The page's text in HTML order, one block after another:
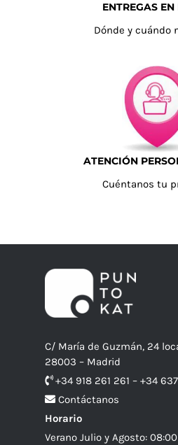
ENTREGAS EN
Dónde y cuándo
ATENCIÓN
Cuéntanos tu
C/ María de Guzmán, 24
28003 – Madrid
+34 918 261 261 – +34
Contáctanos
Horario
Verano Julio y Agosto: